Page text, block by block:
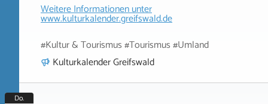
Weitere Informationen unter
www.kulturkalender.greifswald.de
#Kultur & Tourismus #Tourismus #Umland
Kulturkalender Greifswald
Do.